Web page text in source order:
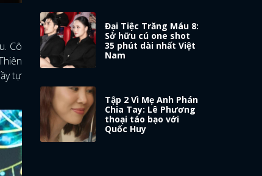
Cô
tự
Đại Tiệc Trăng Máu 8:
Sở hữu cú one shot
35 phút dài nhất Việt
Nam
Tập 2 Vì Mẹ Anh Phán
Chia Tay: Lê Phương
thoại táo bạo với
Quốc Huy